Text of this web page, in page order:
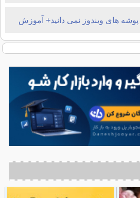
پوشه های ویندوز نمی دانید+ آموزش